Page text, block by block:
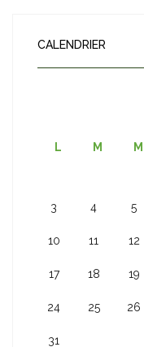
CALENDRIER
L M M
3 4 5
10 11 12
17 18 19
24 25 26
31